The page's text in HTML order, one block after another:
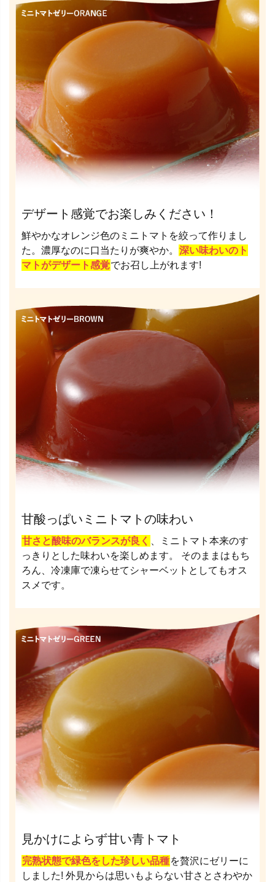
デザート感覚でお楽しみください！
鮮やかなオレンジ色のミニトマトを絞って作りまし
た。濃厚なのに口当たりが爽やか。 深い味わいのト
マトがデザート感覚でお召し上がれます!
甘酸っぱいミニトマトの味わい
甘さと酸味のバランスが良く
、ミニトマト本来のす
っきりとした味わいを楽しめます。 そのままはもち
ろん、冷凍庫で凍らせてシャーベットとしてもオス
スメです。
見かけによらず甘い青トマト
完熟状態で緑色をした珍しい品種を贅沢にゼリーに
しました! 外見からは思いもよらない甘さとさわやか